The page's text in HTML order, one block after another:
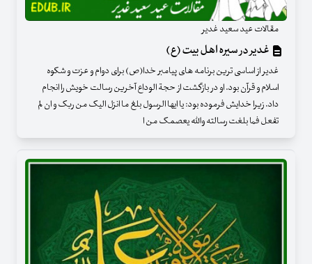
مقالات عید سعید غدیر
غدیر در سیره اهل بیت (ع)
غدیر از اساسی ترین برنامه های پیامبر خدا(ص) برای دوام و عزت و شکوه
اسلام و قرآن بود. او در بازگشت از حجة الوداع آخرین رسالت خویش را انجام
داد. زیرا خدایش فرموده بود: یا ایها الرسول بلغ ما انزل الیک من ربک و ان لم
تفعل فما بلغت رسالته والله یعصمک من ا